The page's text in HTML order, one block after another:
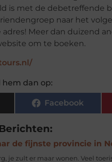
is met de debetreffende
naar het
Meer dan duizend
om te boeken.
hem dan op:
Facebook
de fijnste provincie in
je zult er maar wonen. Veel